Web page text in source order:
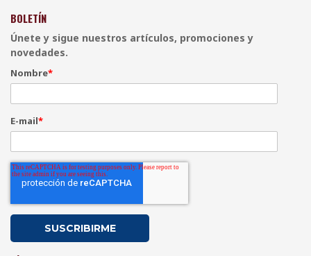
BOLETÍN
Únete y sigue nuestros artículos, promociones y
novedades.
Nombre*
E-mail*